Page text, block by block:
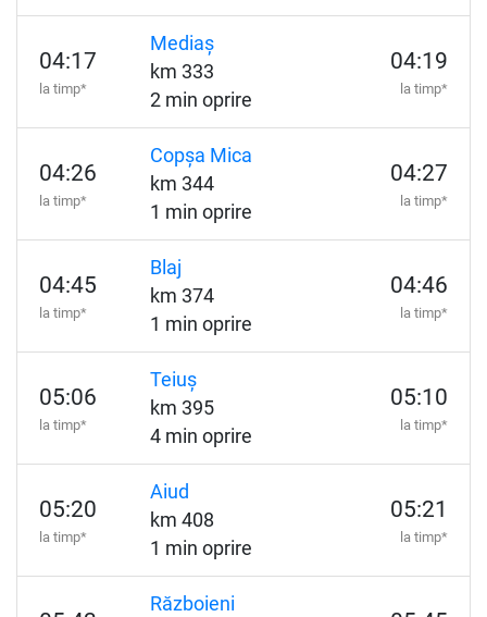
04:17
la timp*
Mediaș
km 333
2 min oprire
04:19
la timp*
04:26
la timp*
Copșa Mica
km 344
1 min oprire
04:27
la timp*
04:45
la timp*
Blaj
km 374
1 min oprire
04:46
la timp*
05:06
la timp*
Teiuș
km 395
4 min oprire
05:10
la timp*
05:20
la timp*
Aiud
km 408
1 min oprire
05:21
la timp*
Războieni